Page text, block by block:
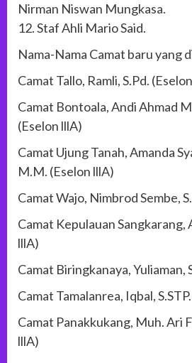
Nirman Niswan Mungkasa.
12. Staf Ahli Mario Said.
Nama-Nama Camat baru yang
Camat Tallo, Ramli, S.Pd.
Camat Bontoala, Andi Ahmad
(Eselon lllA)
Camat Ujung Tanah, Amanda
M.M. (Eselon lllA)
Camat Wajo, Nimbrod Sembe,
Camat Kepulauan Sangkarang,
lllA)
Camat Biringkanaya, Yuliaman,
Camat Tamalanrea, Iqbal,
Camat Panakkukang, Muh. Ari
lllA)